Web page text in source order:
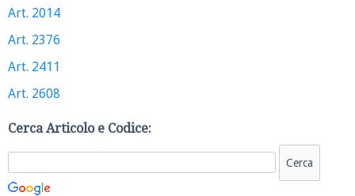
Art. 2014
Art. 2376
Art. 2411
Art. 2608
Cerca Articolo e Codice: